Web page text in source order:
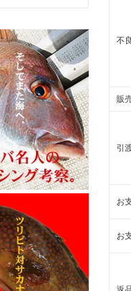
不
販
引
お
お